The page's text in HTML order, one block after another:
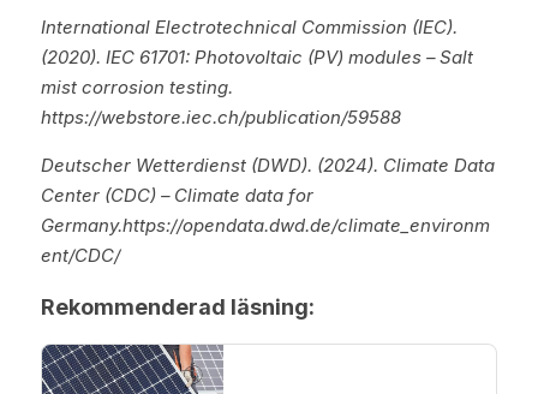
International Electrotechnical Commission (IEC).
(2020). IEC 61701: Photovoltaic (PV) modules – Salt
mist corrosion testing.
https://webstore.iec.ch/publication/59588
Deutscher Wetterdienst (DWD). (2024). Climate Data
Center (CDC) – Climate data for
Germany.https://opendata.dwd.de/climate_environm
ent/CDC/
Rekommenderad läsning: